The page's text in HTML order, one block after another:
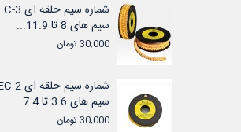
سیم های 8 تا 11.9...
30,000 تومان
سیم های 3.6 تا 7.4...
30,000 تومان